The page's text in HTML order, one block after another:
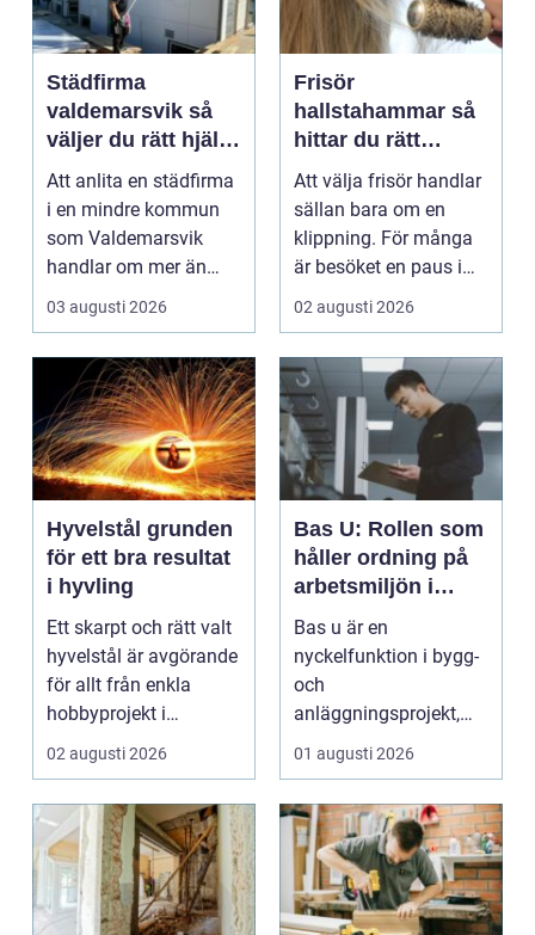
Städfirma
valdemarsvik så
väljer du rätt hjälp
för hem och
företag
Att anlita en städfirma
i en mindre kommun
som Valdemarsvik
handlar om mer än
bara rena golv och
dam...
03 augusti 2026
Frisör
hallstahammar så
hittar du rätt
salong för stil,
kvalitet och känsla
Att välja frisör handlar
sällan bara om en
klippning. För många
är besöket en paus i
vardagen, ett s...
02 augusti 2026
Hyvelstål grunden
för ett bra resultat
i hyvling
Ett skarpt och rätt valt
hyvelstål är avgörande
för allt från enkla
hobbyprojekt i
verkstaden till k...
02 augusti 2026
Bas U: Rollen som
håller ordning på
arbetsmiljön i
byggprojekt
Bas u är en
nyckelfunktion i bygg-
och
anläggningsprojekt,
med ansvar för att
arbetsm...
01 augusti 2026